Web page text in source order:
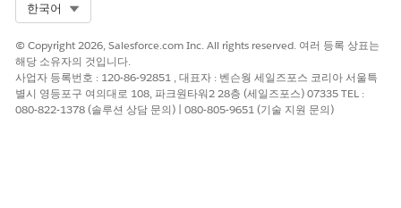
한국어
© Copyright 2026, Salesforce.com Inc. All rights reserved. 여러 등록 상표는
해당 소유자의 것입니다.
사업자 등록번호 : 120-86-92851 , 대표자 : 벤슨웡 세일즈포스 코리아 서울특
별시 영등포구 여의대로 108, 파크원타워2 28층 (세일즈포스) 07335 TEL :
080-822-1378 (솔루션 상담 문의) | 080-805-9651 (기술 지원 문의)